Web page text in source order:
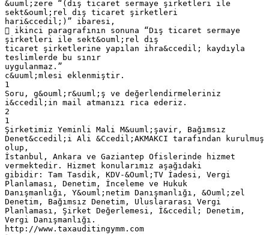
&uuml;zere “(dış ticaret sermaye şirketleri ile
sekt&ouml;rel dış ticaret şirketleri
hari&ccedil;)” ibaresi,
 ikinci paragrafının sonuna “Dış ticaret sermaye
şirketleri ile sekt&ouml;rel dış
ticaret şirketlerine yapılan ihra&ccedil; kaydıyla
teslimlerde bu sınır
uygulanmaz.”
c&uuml;mlesi eklenmiştir.
1
Soru, g&ouml;r&uuml;ş ve değerlendirmeleriniz
i&ccedil;in mail atmanızı rica ederiz.
2
1
Şirketimiz Yeminli Mali M&uuml;şavir, Bağımsız
Denet&ccedil;i Ali &Ccedil;AKMAKCI tarafından kurulmuş
olup,
İstanbul, Ankara ve Gaziantep Ofislerinde hizmet
vermektedir. Hizmet konularımız aşağıdaki
gibidir: Tam Tasdik, KDV-&Ouml;TV İadesi, Vergi
Planlaması, Denetim, İnceleme ve Hukuk
Danışmanlığı, Y&ouml;netim Danışmanlığı, &Ouml;zel
Denetim, Bağımsız Denetim, Uluslararası Vergi
Planlaması, Şirket Değerlemesi, İ&ccedil; Denetim,
Vergi Danışmanlığı.
http://www.taxauditingymm.com